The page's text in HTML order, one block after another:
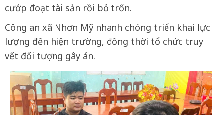
cướp đoạt tài sản rồi bỏ trốn.
Công an xã Nhơn Mỹ nhanh chóng triển khai lực
lượng đến hiện trường, đồng thời tổ chức truy
vết đối tượng gây án.